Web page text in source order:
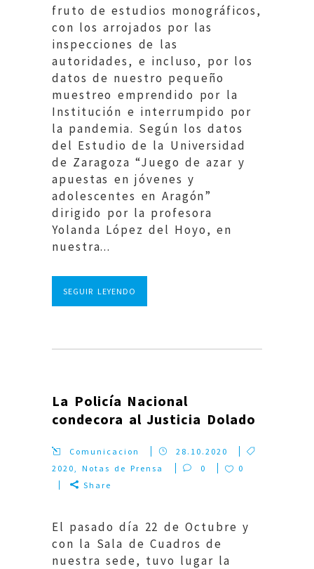
fruto de estudios monográficos,
con los arrojados por las
inspecciones de las
autoridades, e incluso, por los
datos de nuestro pequeño
muestreo emprendido por la
Institución e interrumpido por
la pandemia. Según los datos
del Estudio de la Universidad
de Zaragoza “Juego de azar y
apuestas en jóvenes y
adolescentes en Aragón”
dirigido por la profesora
Yolanda López del Hoyo, en
nuestra...
SEGUIR LEYENDO
La Policía Nacional
condecora al Justicia Dolado
Comunicacion
28.10.2020
2020,Notas de Prensa 0
0
Share
El pasado día 22 de Octubre y
con la Sala de Cuadros de
nuestra sede, tuvo lugar la